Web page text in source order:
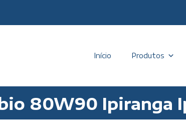
Início Produtos
80W90 Ipiranga